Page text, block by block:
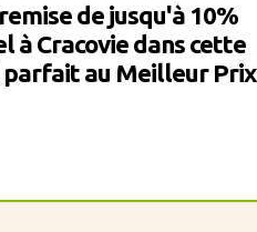
de jusqu'à 10%
à Cracovie dans cette
au Meilleur Prix